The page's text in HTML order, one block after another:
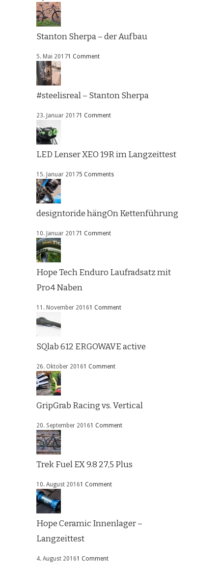
Stanton Sherpa – der Aufbau
5. Mai 20171 Comment
#steelisreal – Stanton Sherpa
23. Januar 20171 Comment
LED Lenser XEO 19R im Langzeittest
15. Januar 20175 Comments
designtoride hängOn Kettenführung
10. Januar 20171 Comment
Hope Tech Enduro Laufradsatz mit
Pro4 Naben
11. November 20161 Comment
SQlab 612 ERGOWAVE active
26. Oktober 20161 Comment
GripGrab Racing vs. Vertical
20. September 20161 Comment
Trek Fuel EX 9.8 27,5 Plus
10. August 20161 Comment
Hope Ceramic Innenlager –
Langzeittest
4. August 20161 Comment